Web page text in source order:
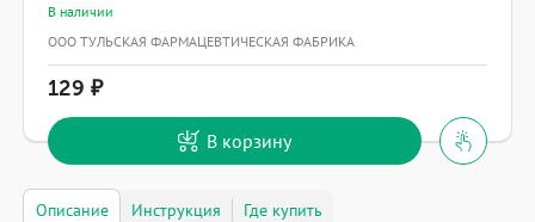
В наличии
ООО ТУЛЬСКАЯ ФАРМАЦЕВТИЧЕСКАЯ ФАБРИКА
129
В корзину
Описание Инструкция Где купить